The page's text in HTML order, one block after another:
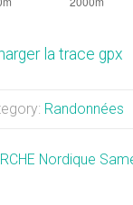
la trace gpx
Randonnées
Nordique